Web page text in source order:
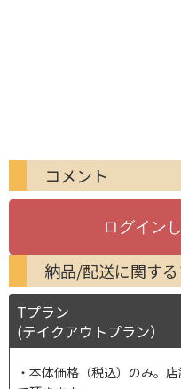
コメント
納品/配送に関す
Tプラン
(テイクアウトプラン）
本体価格（税込）のみ。